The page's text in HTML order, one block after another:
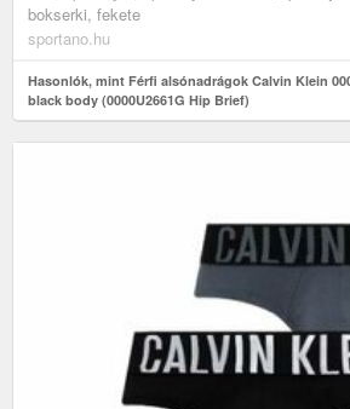
bokserki, fekete
sportano.hu
Hasonlók, mint Férfi alsónadrágok Calvin Klein
black body (0000U2661G Hip Brief)